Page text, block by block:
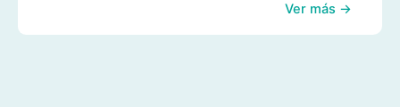
Ver más →